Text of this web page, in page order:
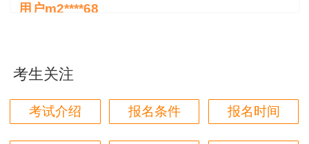
用户m2****68
本门课程老师讲的很细致，每个章节都讲到位了。特
别是财务评价那个章节，深入浅出，强化训练，效果
很好。
用户m4****68
考生关注
考试介绍 报名条件 报名时间